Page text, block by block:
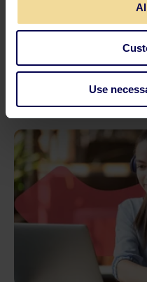
Use
E-læring kræver